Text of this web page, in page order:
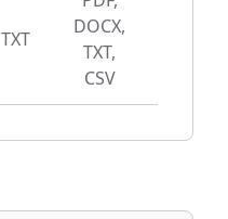
TXT
DOCX,
TXT,
CSV